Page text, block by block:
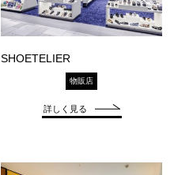
SHOETELIER
物販店
詳しく見る